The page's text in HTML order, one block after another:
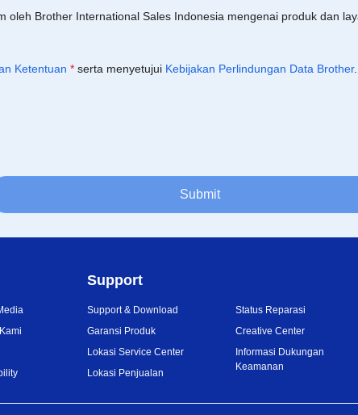
Brother International Sales Indonesia mengenai produk dan
Ketentuan * serta menyetujui Kebijakan Perlindungan Data Brother.
Submit
Support
Support & Download
Garansi Produk
Lokasi Service Center
Lokasi Penjualan
Status Reparasi
Creative Center
Informasi Dukungan
Keamanan